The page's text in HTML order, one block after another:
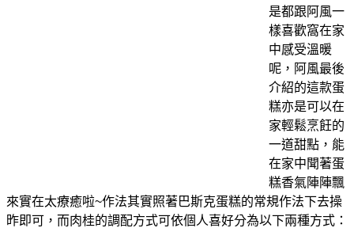
是都跟阿風一
樣喜歡窩在家
中感受溫暖
呢，阿風最後
介紹的這款蛋
糕亦是可以在
家輕鬆烹飪的
一道甜點，能
在家中聞著蛋
糕香氣陣陣飄
來實在太療癒啦~作法其實照著巴斯克蛋糕的常規作法下去操
昨即可，而肉桂的調配方式可依個人喜好分為以下兩種方式：